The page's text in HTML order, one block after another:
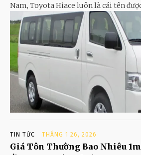
Nam, Toyota Hiace luôn là cái tên được
TIN TỨC THÁNG 1 26, 2026
Giá Tôn Thường Bao Nhiêu